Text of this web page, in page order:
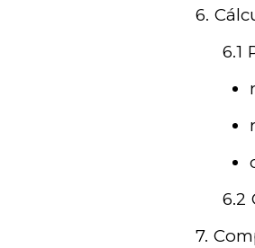
6.
6.1
6.2
7.